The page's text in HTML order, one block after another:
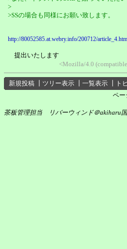
>
>SSの場合も同様にお願い致します。
http://80052585.at.webry.info/200712/
提出いたします
<Mozilla/4.0
新規投稿 ツリー表示 一覧表示 ト
ペー
茶板管理担当 リバーウィンド＠akiharu国